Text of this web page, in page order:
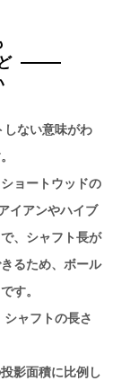
ない意味がわ
ョートウッドの
イアンやハイブ
、シャフト長が
るため、ボール
す。
ャフトの長さ
影面積に比例し